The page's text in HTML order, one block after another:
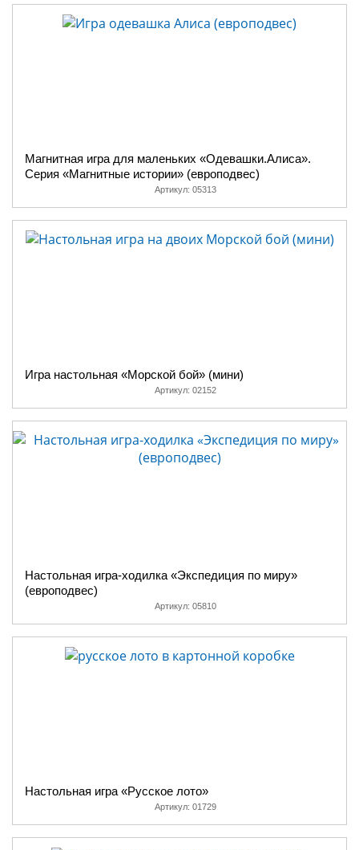
Магнитная игра для маленьких «Одевашки.Алиса».
Серия «Магнитные истории» (европодвес)
Артикул: 05313
Игра настольная «Морской бой» (мини)
Артикул: 02152
Настольная игра-ходилка «Экспедиция по миру»
(европодвес)
Артикул: 05810
Настольная игра «Русское лото»
Артикул: 01729